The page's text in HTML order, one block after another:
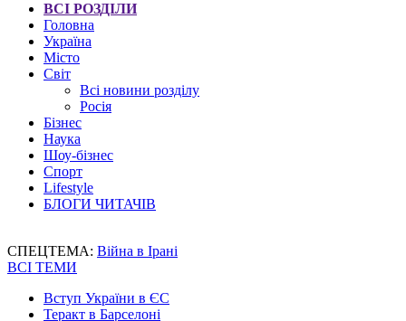
ВСІ РОЗДІЛИ
Головна
Україна
Місто
Світ
Всі новини розділу
Росія
Бізнес
Наука
Шоу-бізнес
Спорт
Lifestyle
БЛОГИ ЧИТАЧІВ
СПЕЦТЕМА: Війна в Ірані
ВСІ ТЕМИ
Вступ України в ЄС
Теракт в Барселоні